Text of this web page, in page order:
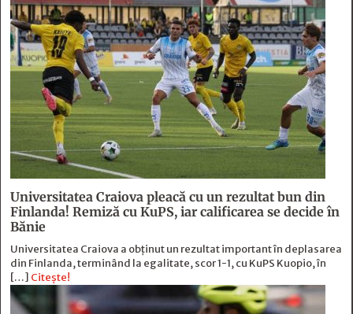
Universitatea Craiova pleacă cu un rezultat bun din
Finlanda! Remiză cu KuPS, iar calificarea se decide în
Bănie
Universitatea Craiova a obținut un rezultat important în deplasarea
din Finlanda, terminând la egalitate, scor 1-1, cu KuPS Kuopio, în
[…] Citește!